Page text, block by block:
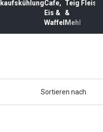
Cafe,
Eis &
Waffel
Teig
&
Mehl
Sortieren nach